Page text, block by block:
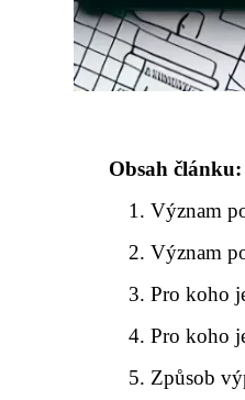
Obsah článku:
Význam
Význam
Pro koho
Pro koho
Způsob